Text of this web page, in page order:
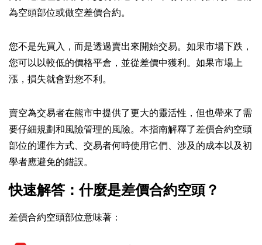
為空頭部位或做空差價合約。
您不是先買入，而是透過賣出來開始交易。如果市場下跌，
您可以以較低的價格平倉，並從差價中獲利。如果市場上
漲，損失就會對您不利。
賣空為交易者在熊市中提供了更大的靈活性，但也帶來了需
要仔細規劃和風險管理的風險。本指南解釋了差價合約空頭
部位的運作方式、交易者何時使用它們、涉及的成本以及初
學者應避免的錯誤。
快速解答：什麼是差價合約空頭？
差價合約空頭部位意味著：